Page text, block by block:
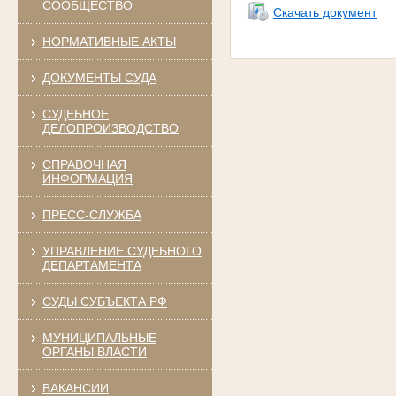
СООБЩЕСТВО
НОРМАТИВНЫЕ АКТЫ
ДОКУМЕНТЫ СУДА
СУДЕБНОЕ
ДЕЛОПРОИЗВОДСТВО
СПРАВОЧНАЯ
ИНФОРМАЦИЯ
ПРЕСС-СЛУЖБА
УПРАВЛЕНИЕ СУДЕБНОГО
ДЕПАРТАМЕНТА
СУДЫ СУБЪЕКТА РФ
МУНИЦИПАЛЬНЫЕ
ОРГАНЫ ВЛАСТИ
ВАКАНСИИ
Скачать документ